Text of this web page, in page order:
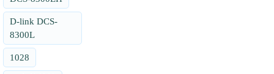
D-link DCS-
8300L
1028